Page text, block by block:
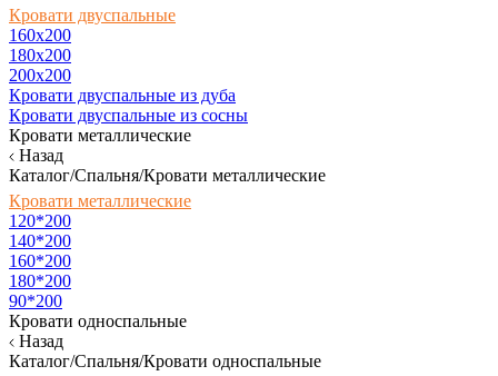
Кровати двуспальные
160х200
180x200
200x200
Кровати двуспальные из дуба
Кровати двуспальные из сосны
Кровати металлические
Назад
Каталог/Спальня/Кровати металлические
Кровати металлические
120*200
140*200
160*200
180*200
90*200
Кровати односпальные
Назад
Каталог/Спальня/Кровати односпальные